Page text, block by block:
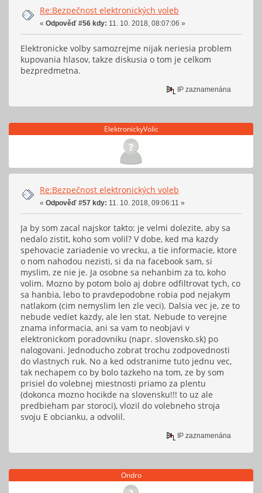
Re:Bezpečnost elektronických voleb
« Odpověď #56 kdy: 11. 10. 2018, 08:07:06 »
Elektronicke volby samozrejme nijak neriesia problem
kupovania hlasov, takze diskusia o tom je celkom
bezpredmetna.
IP zaznamenána
ElektronickyVolic
Re:Bezpečnost elektronických voleb
« Odpověď #57 kdy: 11. 10. 2018, 09:06:11 »
Ja by som zacal najskor takto: je velmi dolezite, aby sa
nedalo zistit, koho som volil? V dobe, ked ma kazdy
spehovacie zariadenie vo vrecku, a tie informacie, ktore
o nom nahodou nezisti, si da na facebook sam, si
myslim, ze nie je. Ja osobne sa nehanbim za to, koho
volim. Mozno by potom bolo aj dobre odfiltrovat tych, co
sa hanbia, lebo to pravdepodobne robia pod nejakym
natlakom (cim nemyslim len zle veci). Dalsia vec je, ze to
nebude vediet kazdy, ale len stat. Nebude to verejne
znama informacia, ani sa vam to neobjavi v
elektronickom poradovniku (napr. slovensko.sk) po
nalogovani. Jednoducho zobrat trochu zodpovednosti
do vlastnych ruk. No a ked odstranime tuto jednu vec,
tak nechapem co by bolo tazkeho na tom, ze by som
prisiel do volebnej miestnosti priamo za plentu
(dokonca mozno hocikde na slovensku!!! to uz ale
predbieham par storoci), vlozil do volebneho stroja
svoju E obcianku, a odvolil.
IP zaznamenána
Ondro